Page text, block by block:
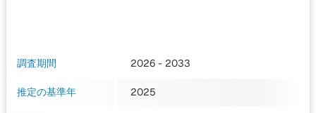
調査期間 2026 - 2033
推定の基準年 2025